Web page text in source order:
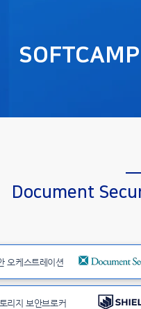
Document
오케스트레이션
리지 보안브로커